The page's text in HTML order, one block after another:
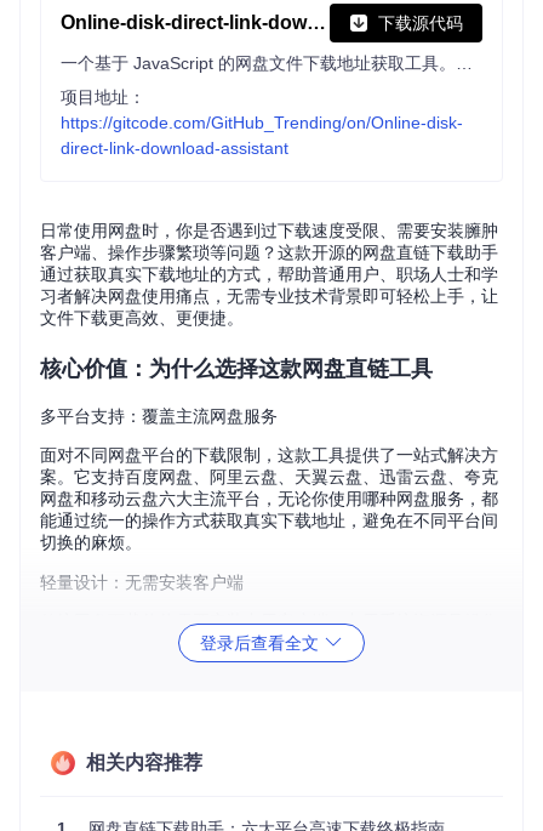
Online-disk-direct-link-download-assistant 下载源代码
项目地址：
https://gitcode.com/GitHub_Trending/on/Online-disk-
direct-link-download-assistant
日常使用网盘时，你是否遇到过下载速度受限、需要安装臃肿
客户端、操作步骤繁琐等问题？这款开源的网盘直链下载助手
通过获取真实下载地址的方式，帮助普通用户、职场人士和学
习者解决网盘使用痛点，无需专业技术背景即可轻松上手，让
文件下载更高效、更便捷。
核心价值：为什么选择这款网盘直链工具
多平台支持：覆盖主流网盘服务
面对不同网盘平台的下载限制，这款工具提供了一站式解决方
案。它支持百度网盘、阿里云盘、天翼云盘、迅雷云盘、夸克
网盘和移动云盘六大主流平台，无论你使用哪种网盘服务，都
能通过统一的操作方式获取真实下载地址，避免在不同平台间
切换的麻烦。
轻量设计：无需安装客户端
传统网盘下载往往需要安装专用客户端，占用系统资源且操作
流程复杂。该工具作为浏览器用户脚本运行，只需简单配置即
可使用，不占用额外存储空间，也不会在后台消耗系统资源，
工具支持将解析后的直链地址发送到IDM、Aria2等专业下载工
登录后查看全文
相关内容推荐